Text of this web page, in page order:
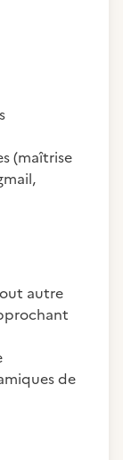
(maîtrise
autre
de